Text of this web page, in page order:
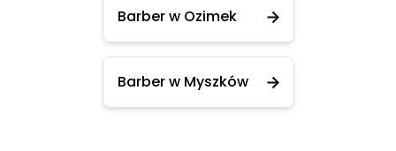
Barber w Ozimek
Barber w Myszków